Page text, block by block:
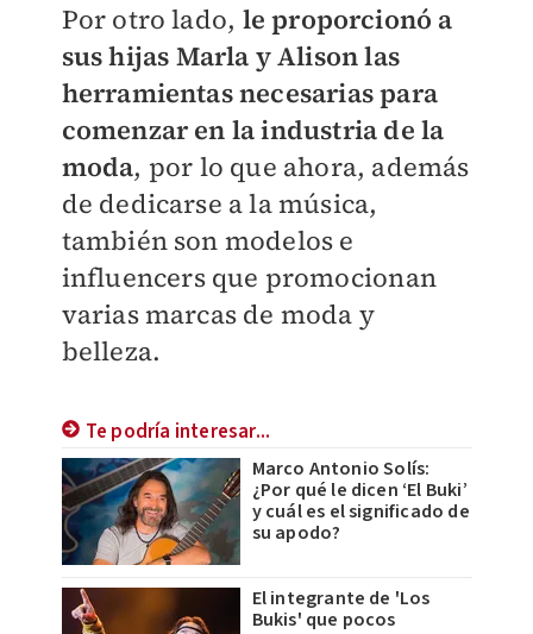
Por otro lado, le proporcionó a
sus hijas Marla y Alison las
herramientas necesarias para
comenzar en la industria de la
moda, por lo que ahora, además
de dedicarse a la música,
también son modelos e
influencers que promocionan
varias marcas de moda y
belleza.
Te podría interesar...
Marco Antonio Solís:
¿Por qué le dicen ‘El Buki’
y cuál es el significado de
su apodo?
El integrante de 'Los
Bukis' que pocos